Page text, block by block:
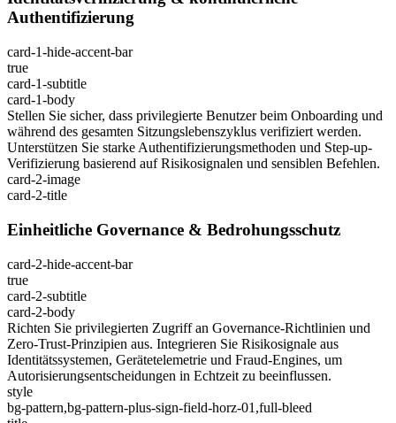
Authentifizierung
card-1-hide-accent-bar
true
card-1-subtitle
card-1-body
Stellen Sie sicher, dass privilegierte Benutzer beim Onboarding und
während des gesamten Sitzungslebenszyklus verifiziert werden.
Unterstützen Sie starke Authentifizierungsmethoden und Step-up-
Verifizierung basierend auf Risikosignalen und sensiblen Befehlen.
card-2-image
card-2-title
Einheitliche Governance & Bedrohungsschutz
card-2-hide-accent-bar
true
card-2-subtitle
card-2-body
Richten Sie privilegierten Zugriff an Governance-Richtlinien und
Zero-Trust-Prinzipien aus. Integrieren Sie Risikosignale aus
Identitätssystemen, Gerätetelemetrie und Fraud-Engines, um
Autorisierungsentscheidungen in Echtzeit zu beeinflussen.
style
bg-pattern,bg-pattern-plus-sign-field-horz-01,full-bleed